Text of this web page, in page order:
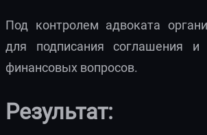
Под контролем адвоката
для подписания соглашения и
финансовых вопросов.
Результат: